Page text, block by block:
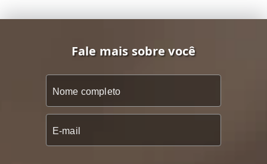
Fale mais sobre você